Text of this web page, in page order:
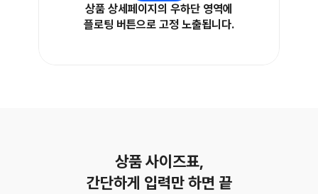
상품 상세페이지의 우하단 영역에
플로팅 버튼으로 고정 노출됩니다.
상품 사이즈표,
간단하게 입력만 하면 끝